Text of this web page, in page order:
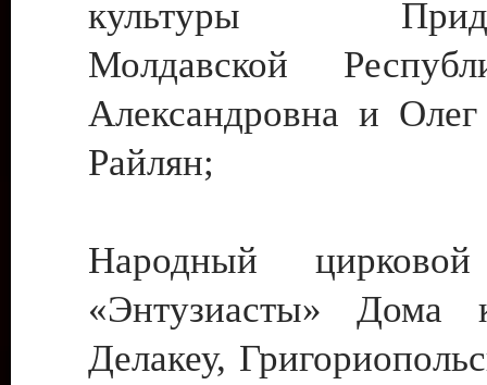
культуры
Молдавской
Александровна и
Райлян;
Народный цирковой
«Энтузиасты» Дома
Делакеу,